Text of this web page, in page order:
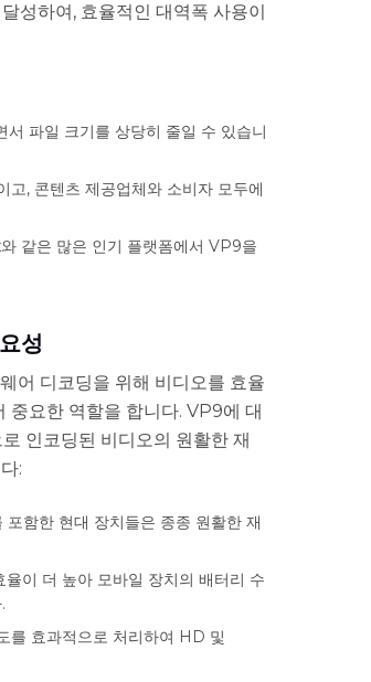
성하여, 효율적인 대역폭 사용이
파일 크기를 상당히 줄일 수 있습니
고, 콘텐츠 제공업체와 소비자 모두에
같은 많은 인기 플랫폼에서 VP9을
성
어 디코딩을 위해 비디오를 효율
중요한 역할을 합니다. VP9에 대
인코딩된 비디오의 원활한 재
:
함한 현대 장치들은 종종 원활한 재
이 더 높아 모바일 장치의 배터리 수
를 효과적으로 처리하여 HD 및